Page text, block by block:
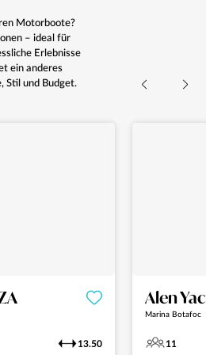
Motorboote?
– ideal für
Erlebnisse
ein anderes
Stil und Budget.
13.50
Alen
Marina Botafoc
11